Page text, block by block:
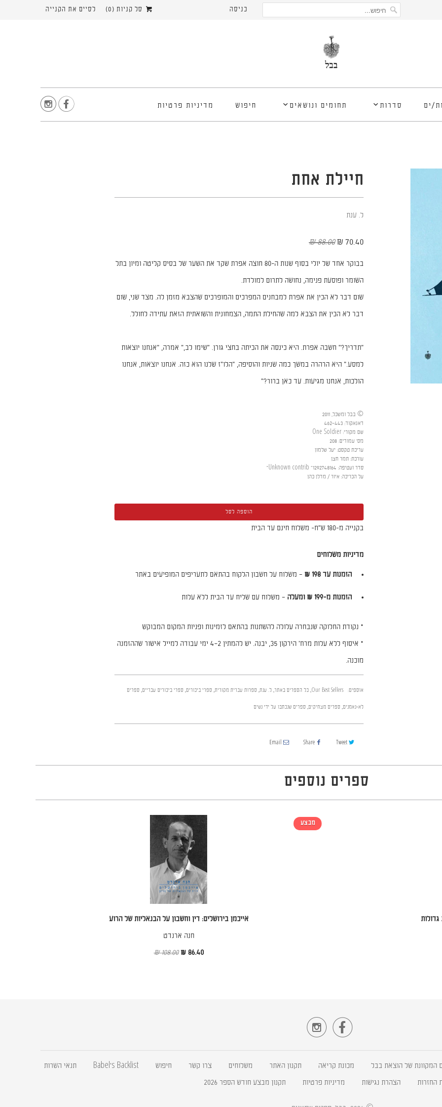
כניסה לסיים את הקנייה סל קניות ( 0
)

 ים סדרות תחומים ונושאים חיפוש מדיניות פרטיות
חיילת אחת
ל. ענת
70.40 ₪
88.00 ₪
בבוקר אחד של יולי בסוף שנות ה-80 חוצה אפרת שקד את השער של בסיס קליטה ומיון בתל
השומר ופוסעת פנימה, נחושה לתרום למולדת.
שום דבר לא הכין את אפרת למבחנים המפרכים והמופרכים שהצבא מזמן לה. מצד שני, שום
דבר לא הכין את הצבא למה שהחילת התמה, הצמחונית והשואתית הזאת עתידה לחולל.
"תדריך?" חשבה אפרת. היא כינסה את הכיתה בחצי גורן. "שימו לב," אמרה, "אנחנו יוצאות
למסע." היא הרהרה במשך כמה שניות והוסיפה, "הלו"ז שלנו הוא כזה. אנחנו יוצאות, אנחנו
הולכות, אנחנו מגיעות. עד כאן ברור?"
© בבל ומשכל, 2011
דאנאקוד:
462-443
שם מקורי:
One Soldier
מס' עמודים:
208
עריכת טקסט: יעל שלמון
עורכת: תמר חצן
סדר ועטיפה:
Unknown contrib "1292748164"
על הכריכה: איור / מדלן כהן
הוספה לסל
בקנייה מ-180 ש"ח- משלוח חינם עד הבית
מדיניות משלוחים
הזמנות עד 198 ₪ – משלוח על חשבון הלקוח בהתאם לתעריפים המופיעים באתר
הזמנות מ-199 ₪ ומעלה – משלוח עם שליח עד הבית ללא עלות
* נקודת החלוקה שנבחרה עלולה להשתנות בהתאם לזמינות ופניות המקום המבוקש
* איסוף ללא עלות מרח׳ הירקון 35, יבנה. יש להמתין 2–4 ימי עבודה למייל אישור שההזמנה
מוכנה.
אוספים: Our Best Sellers
, כל הספרים באתר, ל. ענת, ספרות עברית מקורית, ספרי ביכורים, ספרי ביכורים עבריים, ספרים
לא-נאמנים, ספרים מצחיקים, ספרים שנכתבו על ידי נשים
Tweet
Share
Email
ספרים נוספים
אייכמן בירושלים: דין וחשבון על הבנאליות של הרוע
חנה ארנדט
86.40 ₪
108.00 ₪
מבצע


המקוונת של הוצאת בבל מכונת קריאה תקנון האתר משלוחים צרו קשר חיפוש Babel's Backlist
תנאי השרות
החזרות
הצהרת נגישות מדיניות פרטיות תקנון מבצע חודש הספר 2026